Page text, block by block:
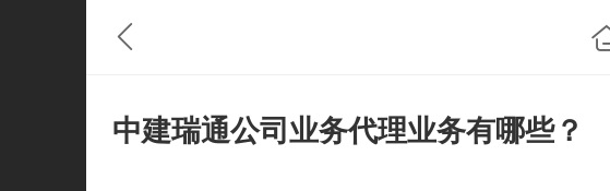
中建瑞通公司业务代理业务有哪些？